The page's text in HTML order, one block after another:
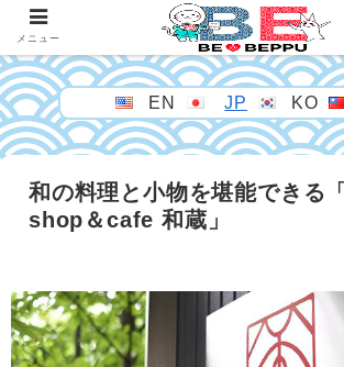
EN JP KO
和の料理と小物を堪能できる
shop＆cafe 和蔵」
メニュー